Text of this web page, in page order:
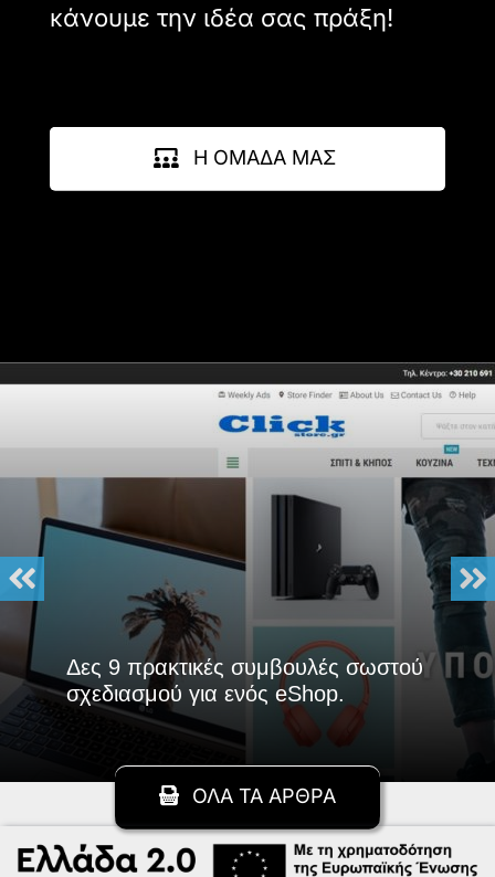
κάνουμε την ιδέα σας πράξη!
Η ΟΜΑΔΑ ΜΑΣ
Δες 9 πρακτικές συμβουλές σωστού
σχεδιασμού για ενός eShop.
ΟΛΑ ΤΑ ΑΡΘΡΑ